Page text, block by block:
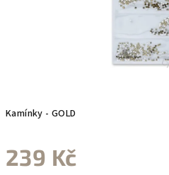
Kamínky - GOLD
239 Kč